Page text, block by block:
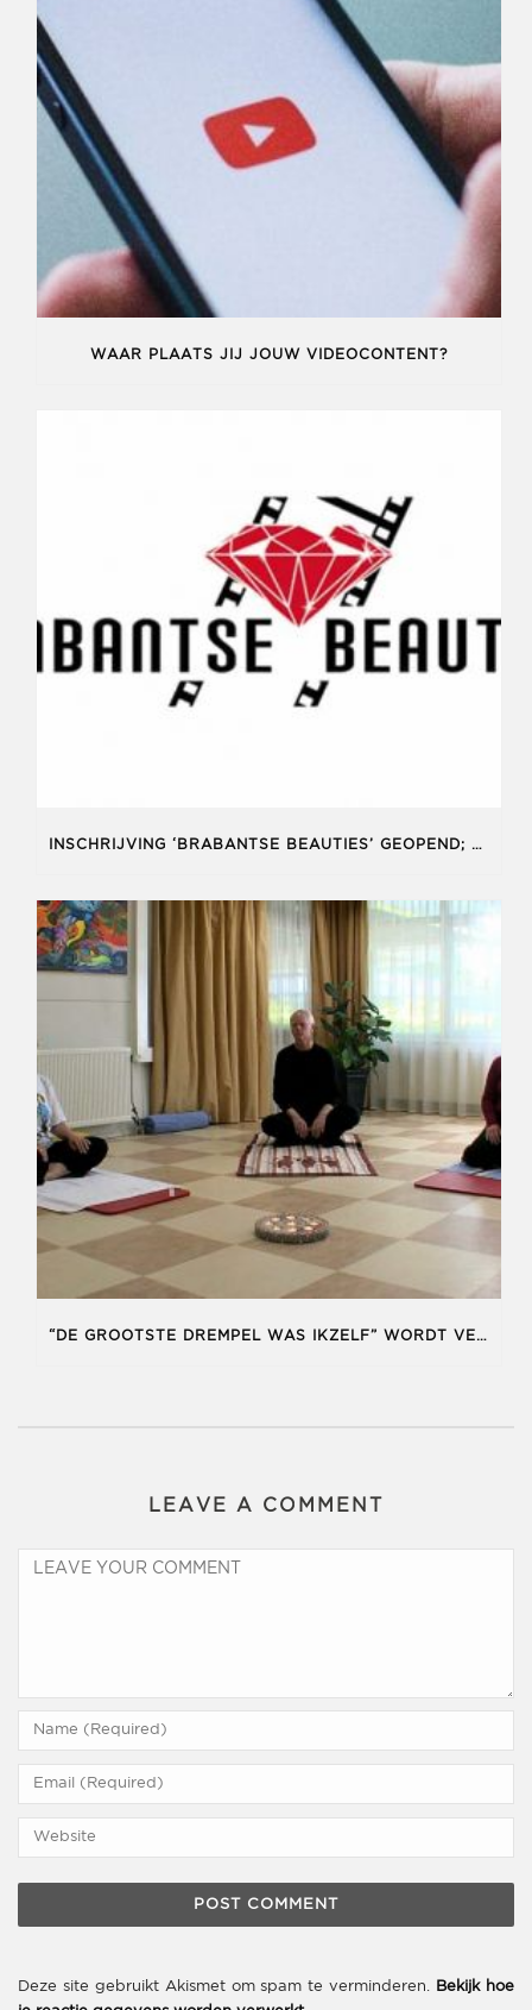
WAAR PLAATS JIJ JOUW VIDEOCONTENT?
INSCHRIJVING ‘BRABANTSE BEAUTIES’ GEOPEND; JEROEN VELDKAMP WEER JURYLID.
“DE GROOTSTE DREMPEL WAS IKZELF” WORDT VERTOOND IN DE BIOSCOOP!
LEAVE A COMMENT
Deze site gebruikt Akismet om spam te verminderen.
Bekijk hoe